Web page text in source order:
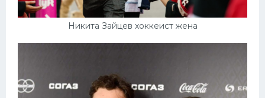
Никита Зайцев хоккеист жена